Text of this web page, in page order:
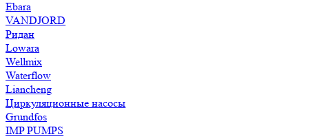
Ebara
VANDJORD
Ридан
Lowara
Wellmix
Waterflow
Liancheng
Циркуляционные насосы
Grundfos
IMP PUMPS